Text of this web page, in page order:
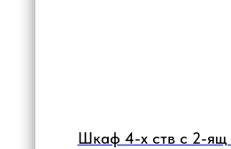
Шкаф 4-х ств с 2-